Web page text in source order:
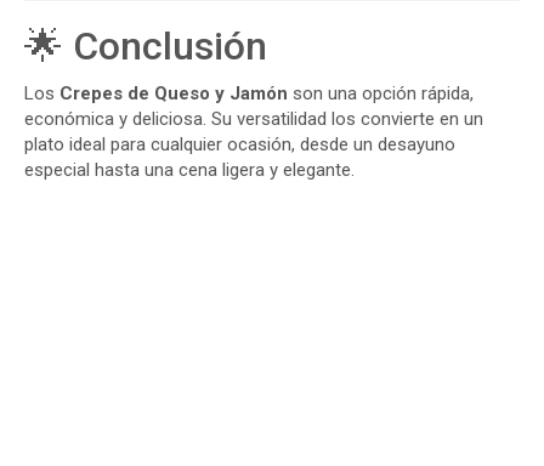
🌟 Conclusión
Los Crepes de Queso y Jamón son una opción rápida,
económica y deliciosa. Su versatilidad los convierte en un
plato ideal para cualquier ocasión, desde un desayuno
especial hasta una cena ligera y elegante.